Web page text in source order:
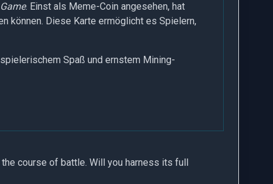
. Einst als Meme-Coin angesehen, hat
können. Diese Karte ermöglicht es Spielern,
Spaß und ernstem Mining-
course of battle. Will you harness its full